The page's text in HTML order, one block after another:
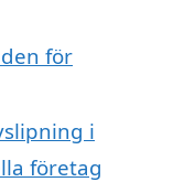
för
i
företag